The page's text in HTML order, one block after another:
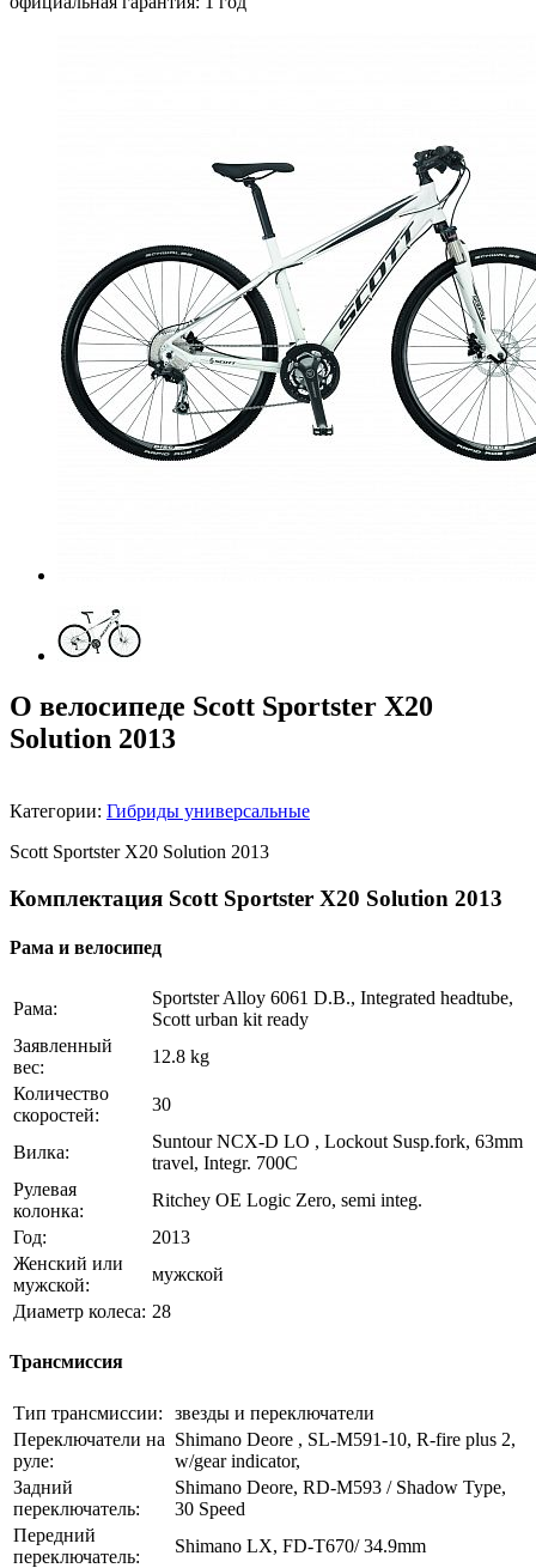
О велосипеде Scott Sportster X20
Solution 2013
Категории: Гибриды универсальные
Scott Sportster X20 Solution 2013
Комплектация Scott Sportster X20 Solution 2013
Рама и велосипед
Рама:
Sportster Alloy 6061 D.B., Integrated headtube,
Scott urban kit ready
Заявленный
вес:
12.8 kg
Количество
скоростей:
30
Вилка:
Suntour NCX-D LO , Lockout Susp.fork, 63mm
travel, Integr. 700C
Рулевая
колонка:
Ritchey OE Logic Zero, semi integ.
Год:
2013
Женский или
мужской:
мужской
Диаметр колеса: 28
Трансмиссия
Тип трансмиссии:
звезды и переключатели
Переключатели на
руле:
Shimano Deore , SL-M591-10, R-fire plus 2,
w/gear indicator,
Задний
переключатель:
Shimano Deore, RD-M593 / Shadow Type,
30 Speed
Передний
переключатель:
Shimano LX, FD-T670/ 34.9mm